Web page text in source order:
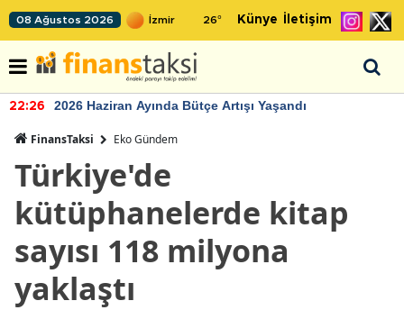
08 Ağustos 2026 26° Künye İletişim
22:26 2026 Haziran Ayında Bütçe Artışı Yaşandı
FinansTaksi Eko Gündem
Türkiye'de
kütüphanelerde kitap
sayısı 118 milyona
yaklaştı